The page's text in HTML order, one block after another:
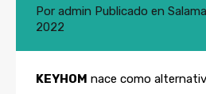
Por admin Publicado en
2022
KEYHOM nace como